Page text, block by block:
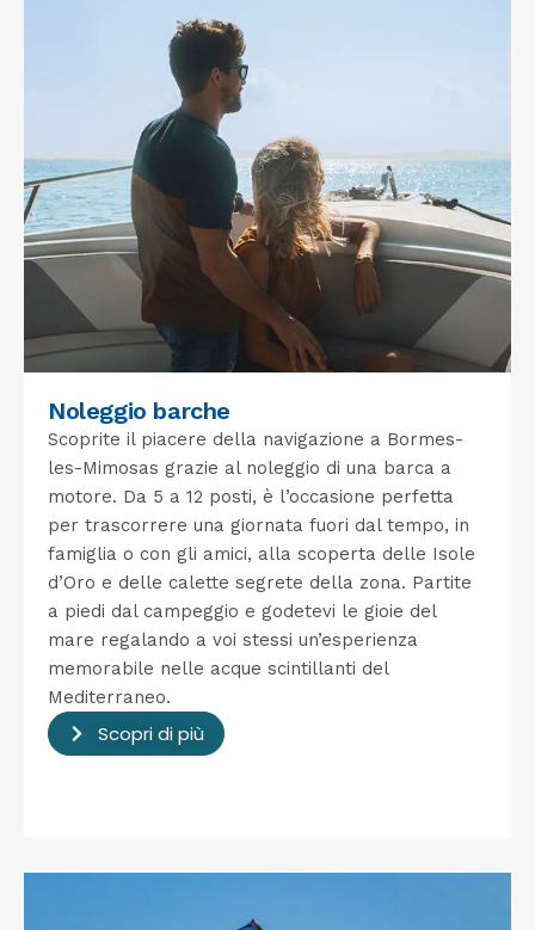
Noleggio barche
Scoprite il piacere della navigazione a Bormes-
les-Mimosas grazie al noleggio di una barca a
motore. Da 5 a 12 posti, è l’occasione perfetta
per trascorrere una giornata fuori dal tempo, in
famiglia o con gli amici, alla scoperta delle Isole
d’Oro e delle calette segrete della zona. Partite
a piedi dal campeggio e godetevi le gioie del
mare regalando a voi stessi un’esperienza
memorabile nelle acque scintillanti del
Mediterraneo.
Scopri di più